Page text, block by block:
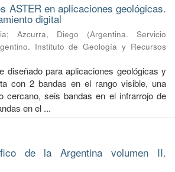
ASTER en aplicaciones geológicas.
digital
; Azcurra, Diego (Argentina. Servicio
Instituto de Geología y Recursos
diseñado para aplicaciones geológicas y
con 2 bandas en el rango visible, una
cercano, seis bandas en el infrarrojo de
en el ...
de la Argentina volumen II.